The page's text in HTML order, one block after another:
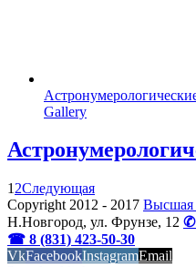
Gallery
1 2Следующая
Copyright 2012 - 2017 Высшая
Н.Новгород, ул. Фрунзе, 12 ✆
☎ 8 (831) 423-50-30
VkFacebookInstagramEmail